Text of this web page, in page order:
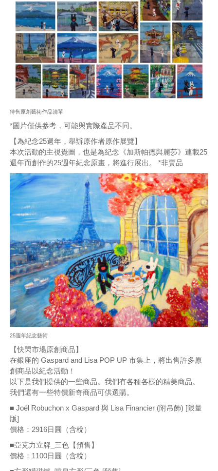
待售原創藝術作品清單
*圖片僅供參考，可能與實際產品不同。
【為紀念25週年，舉辦原作者原作展覽】
本次活動的主視覺圖，也是為紀念《加斯帕德與麗莎》連載25
週年而創作的25週年紀念原畫，將進行展出。 *非賣品
25週年紀念藝術
【快閃市場原創商品】
在銀座的 Gaspard and Lisa POP UP 市集上，將出售許多原
創商品以紀念活動！
以下是我們提供的一些商品。我們有各種各樣的精美商品。
我們還有一些特價新奇商品可供選購。
■ Joël Robuchon x Gaspard 與 Lisa Financier (附吊飾) [限量
版]
價格：2916日圓（含稅）
■亞克力立牌_三色【預售】
價格：1100日圓（含稅）